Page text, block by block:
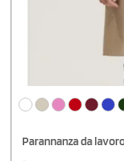
Parannanza da